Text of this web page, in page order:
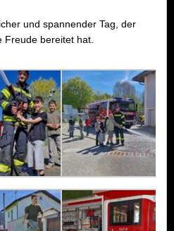
und spannender Tag, der
bereitet hat.